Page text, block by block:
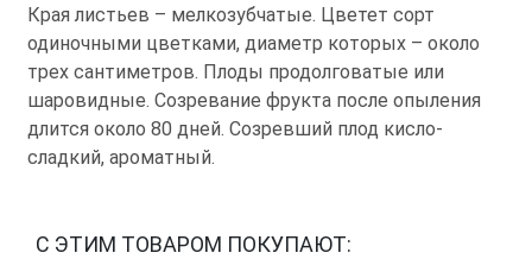
Края листьев – мелкозубчатые. Цветет сорт
одиночными цветками, диаметр которых – около
трех сантиметров. Плоды продолговатые или
шаровидные. Созревание фрукта после опыления
длится около 80 дней. Созревший плод кисло-
сладкий, ароматный.
С ЭТИМ ТОВАРОМ ПОКУПАЮТ: